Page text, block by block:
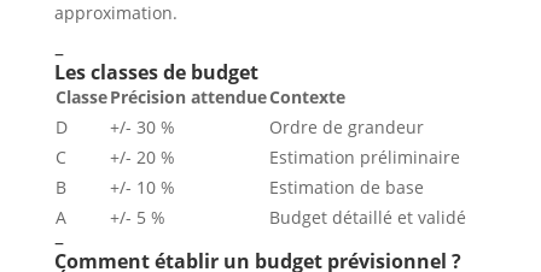
approximation.
–
Les classes de budget
ClassePrécision attendueContexte
D
+/- 30 %
Ordre de grandeur
C
+/- 20 %
Estimation préliminaire
B
+/- 10 %
Estimation de base
A
+/- 5 % Budget détaillé et validé
–
Comment établir un budget prévisionnel ?